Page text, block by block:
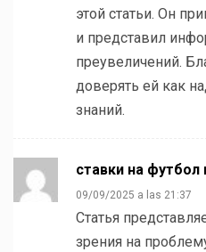
этой статьи. Он
и представил
преувеличений.
доверять ей как
знаний.
ставки на
09/09/2025 a las 21:37
Статья
зрения на